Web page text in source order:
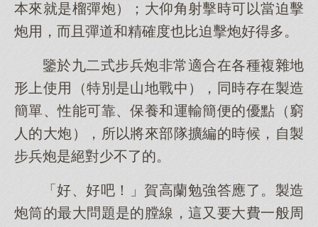
本來就是榴彈炮）；大仰角射擊時可以當迫擊
炮用，而且彈道和精確度也比迫擊炮好得多。
鑒於九二式步兵炮非常適合在各種複雜地
形上使用（特別是山地戰中），同時存在製造
簡單、性能可靠、保養和運輸簡便的優點（窮
人的大炮），所以將來部隊擴編的時候，自製
步兵炮是絕對少不了的。
「好、好吧！」賀高蘭勉強答應了。製造
炮筒的最大問題是的膛線，這又要大費一般周